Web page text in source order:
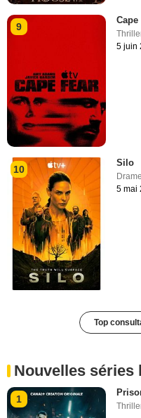
9
5 juin
10
Silo
Drame
5 mai
Top
Nouvelles séries
1